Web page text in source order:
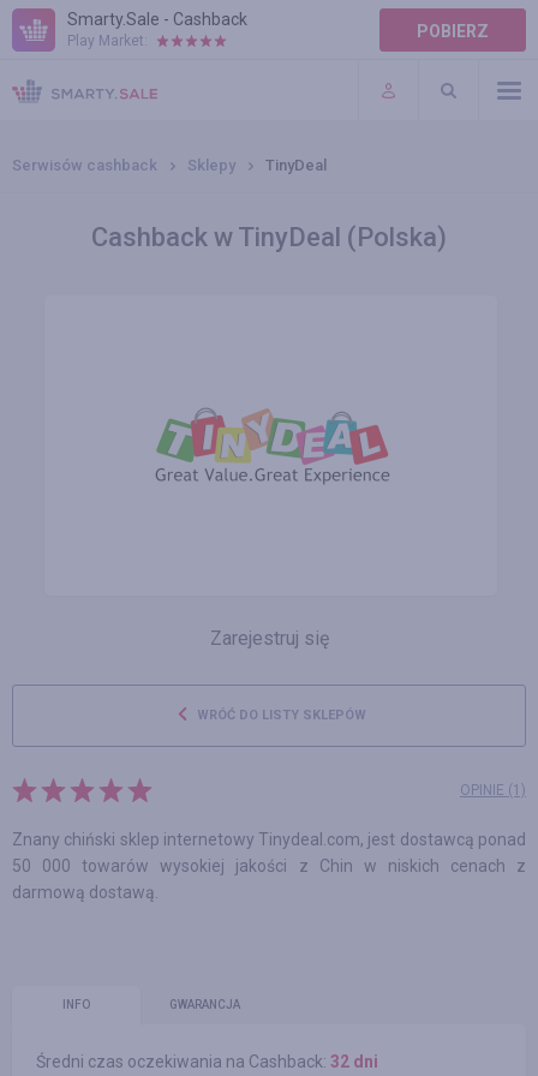
Smarty.Sale - Cashback
Play Market: POBIERZ
POMOC
WARUNKI
Serwisów cashback Sklepy TinyDeal
Cashback w TinyDeal (Polska)
Zarejestruj się
WRÓĆ DO LISTY SKLEPÓW
OPINIE (1)
Znany chiński sklep internetowy Tinydeal.com, jest dostawcą ponad
50 000 towarów wysokiej jakości z Chin w niskich cenach z
darmową dostawą.
INFO GWARANCJA
Średni czas oczekiwania na Cashback: 32 dni